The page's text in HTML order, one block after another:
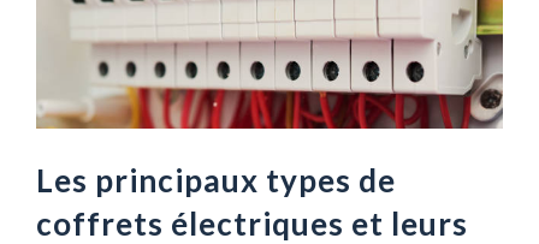
Les principaux types de
coffrets électriques et leurs